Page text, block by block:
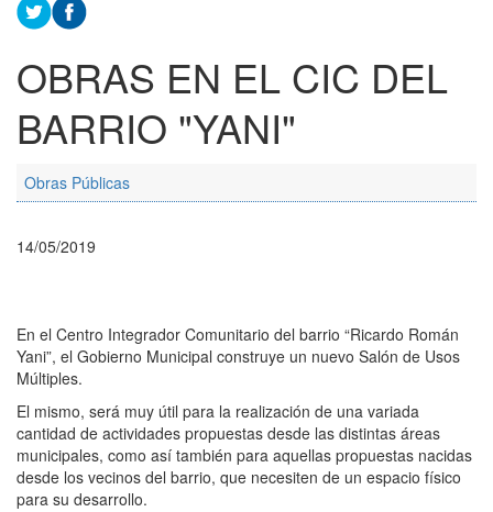
OBRAS EN EL CIC DEL
BARRIO "YANI"
Obras Públicas
14/05/2019
En el Centro Integrador Comunitario del barrio “Ricardo Román
Yani”, el Gobierno Municipal construye un nuevo Salón de Usos
Múltiples.
El mismo, será muy útil para la realización de una variada
cantidad de actividades propuestas desde las distintas áreas
municipales, como así también para aquellas propuestas nacidas
desde los vecinos del barrio, que necesiten de un espacio físico
para su desarrollo.